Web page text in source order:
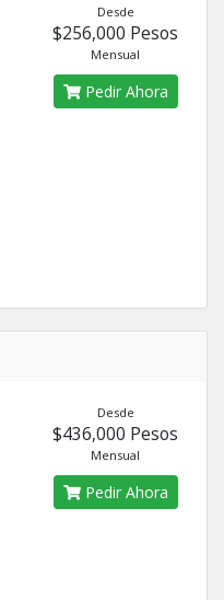
Desde
$256,000 Pesos
Mensual
Pedir Ahora
Desde
$436,000 Pesos
Mensual
Pedir Ahora